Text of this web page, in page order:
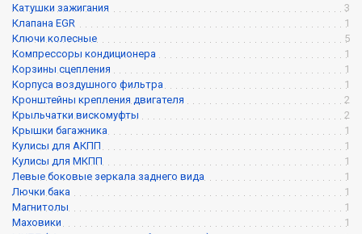
Катушки зажигания
3
Клапана EGR
1
Ключи колесные
5
Компрессоры кондиционера
1
Корзины сцепления
1
Корпуса воздушного фильтра
1
Кронштейны крепления двигателя
2
Крыльчатки вискомуфты
2
Крышки багажника
1
Кулисы для АКПП
1
Кулисы для МКПП
1
Левые боковые зеркала заднего вида
1
Лючки бака
1
Магнитолы
1
Маховики
1